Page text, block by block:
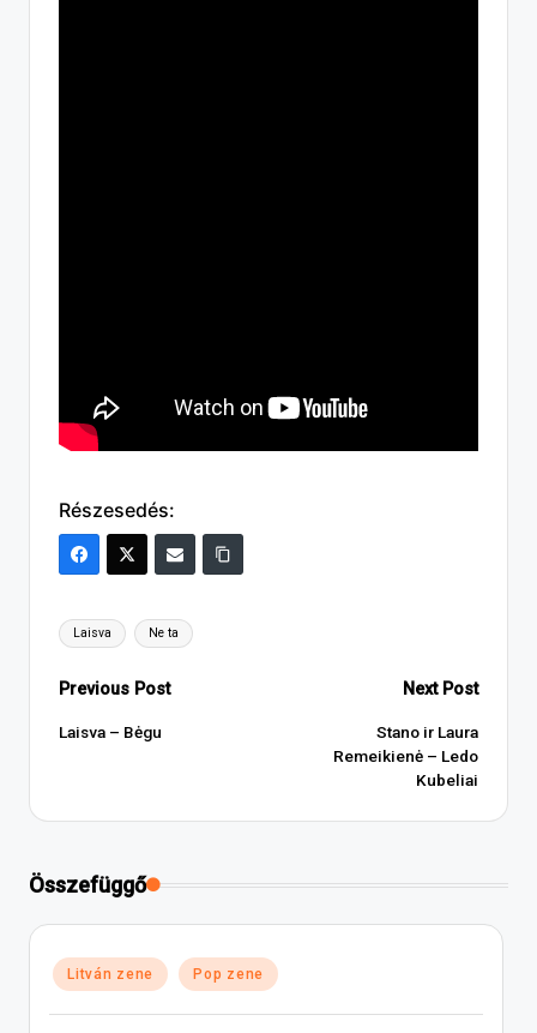
Részesedés:
Tags:
Laisva Ne ta
Post
navigation
Previous Post
Laisva – Bėgu
Next Post
Stano ir Laura
Remeikienė – Ledo
Kubeliai
Összefüggő
Posted
in
Litván zene Pop zene